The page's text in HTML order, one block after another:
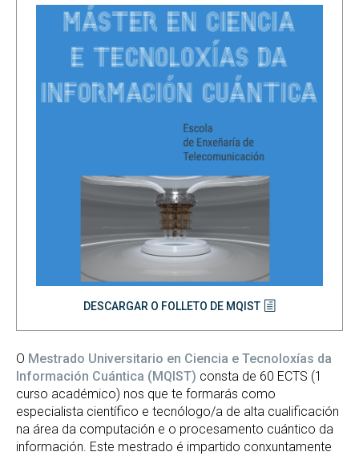
DESCARGAR O FOLLETO DE MQIST
O Mestrado Universitario en Ciencia e Tecnoloxías da
Información Cuántica (MQIST) consta de 60 ECTS (1
curso académico) nos que te formarás como
especialista científico e tecnólogo/a de alta cualificación
na área da computación e o procesamento cuántico da
información. Este mestrado é impartido conxuntamente